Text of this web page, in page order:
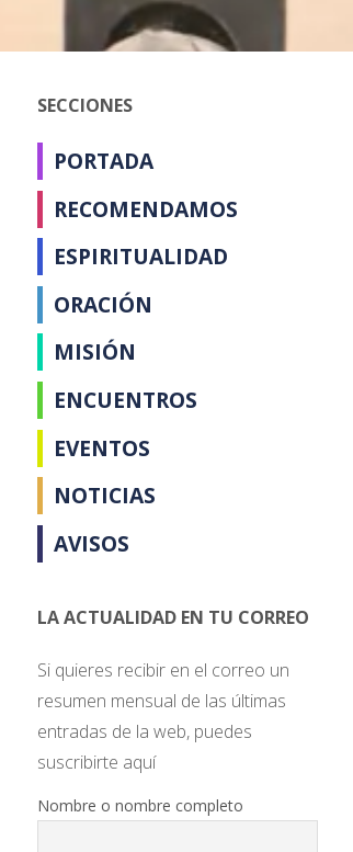
SECCIONES
PORTADA
RECOMENDAMOS
ESPIRITUALIDAD
ORACIÓN
MISIÓN
ENCUENTROS
EVENTOS
NOTICIAS
AVISOS
LA ACTUALIDAD EN TU CORREO
Si quieres recibir en el correo un
resumen mensual de las últimas
entradas de la web, puedes
suscribirte aquí
Nombre o nombre completo